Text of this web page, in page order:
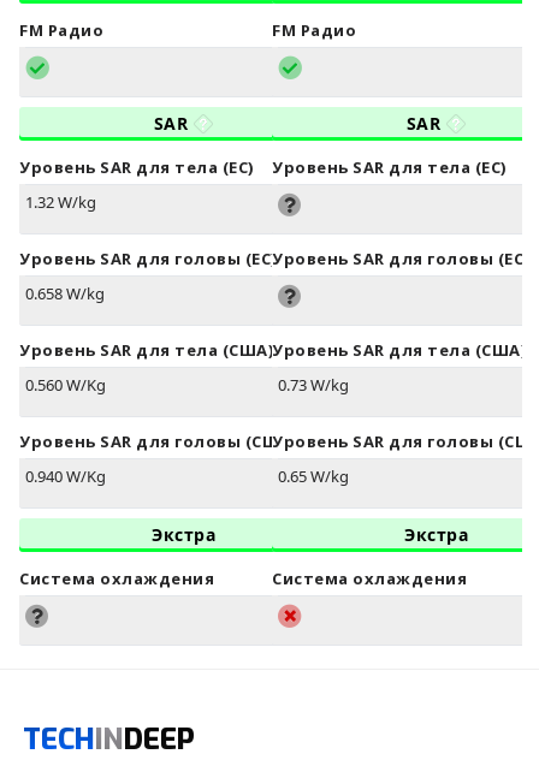
FM Радио
SAR
Уровень SAR для тела (ЕС)
1.32 W/kg
Уровень SAR для головы (ЕС)
0.658 W/kg
Уровень SAR для тела (США)
0.560 W/Kg
Уровень SAR для головы (США)
0.940 W/Kg
Экстра
Система охлаждения
FM Радио
SAR
Уровень SAR для тела (ЕС)
Уровень SAR для головы (ЕС)
Уровень SAR для тела (США)
0.73 W/kg
Уровень SAR для головы
0.65 W/kg
Экстра
Система охлаждения
TECHINDEEP